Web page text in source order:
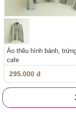
Áo thêu hình bánh,
cafe
295.000 đ